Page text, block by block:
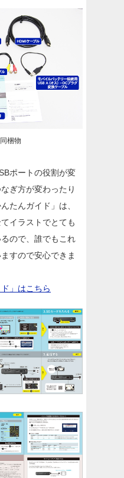
梱物
ポートの役割が変
ぎ方が変わったり
たんガイド」は、
イラストでとても
ので、誰でもこれ
すので安心できま
ド」はこちら